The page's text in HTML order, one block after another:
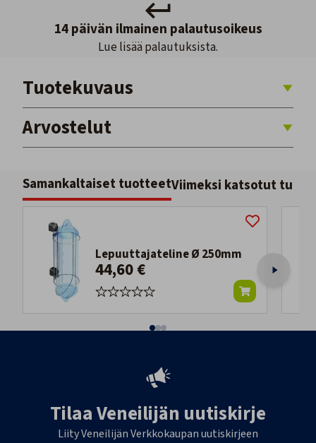
14 päivän ilmainen palautusoikeus
Lue lisää palautuksista.
Tuotekuvaus
Arvostelut
Samankaltaiset tuotteetViimeksi katsotut
Lepuuttajateline Ø 250mm
44,60 €
Tilaa Veneilijän uutiskirje
Liity Veneilijän Verkkokaupan uutiskirjeen